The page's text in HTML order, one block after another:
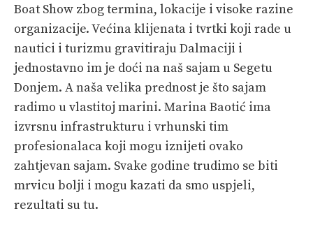
Boat Show zbog termina, lokacije i visoke razine
organizacije. Većina klijenata i tvrtki koji rade u
nautici i turizmu gravitiraju Dalmaciji i
jednostavno im je doći na naš sajam u Segetu
Donjem. A naša velika prednost je što sajam
radimo u vlastitoj marini. Marina Baotić ima
izvrsnu infrastrukturu i vrhunski tim
profesionalaca koji mogu iznijeti ovako
zahtjevan sajam. Svake godine trudimo se biti
mrvicu bolji i mogu kazati da smo uspjeli,
rezultati su tu.